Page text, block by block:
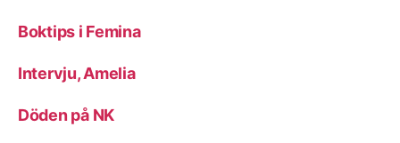
Boktips i Femina
Intervju, Amelia
Döden på NK